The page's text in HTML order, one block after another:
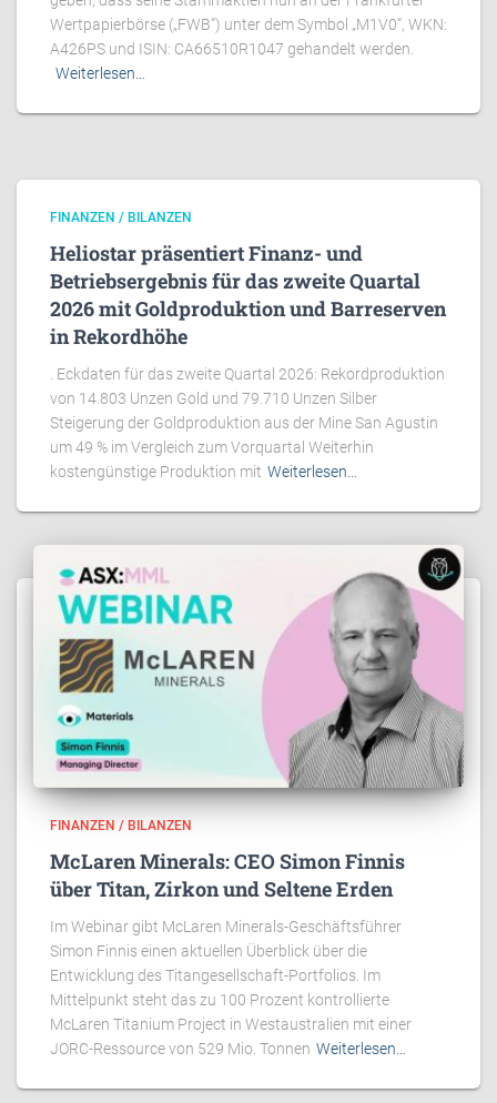
Wertpapierbörse („FWB“) unter dem Symbol „M1V0“, WKN:
A426PS und ISIN: CA66510R1047 gehandelt werden.
Weiterlesen…
FINANZEN / BILANZEN
Heliostar präsentiert Finanz- und
Betriebsergebnis für das zweite Quartal
2026 mit Goldproduktion und Barreserven
in Rekordhöhe
. Eckdaten für das zweite Quartal 2026: Rekordproduktion
von 14.803 Unzen Gold und 79.710 Unzen Silber
Steigerung der Goldproduktion aus der Mine San Agustin
um 49 % im Vergleich zum Vorquartal Weiterhin
kostengünstige Produktion mit Weiterlesen…
FINANZEN / BILANZEN
McLaren Minerals: CEO Simon Finnis
über Titan, Zirkon und Seltene Erden
Im Webinar gibt McLaren Minerals-Geschäftsführer
Simon Finnis einen aktuellen Überblick über die
Entwicklung des Titangesellschaft-Portfolios. Im
Mittelpunkt steht das zu 100 Prozent kontrollierte
McLaren Titanium Project in Westaustralien mit einer
JORC-Ressource von 529 Mio. Tonnen Weiterlesen…